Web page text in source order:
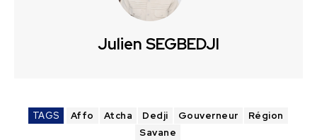
Julien SEGBEDJI
TAGS Affo Atcha Dedji Gouverneur
Région
Savane